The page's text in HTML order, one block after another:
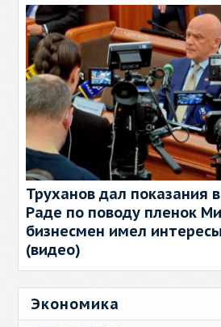
Труханов дал показания
Раде по поводу пленок
бизнесмен имел
(видео)
Экономика